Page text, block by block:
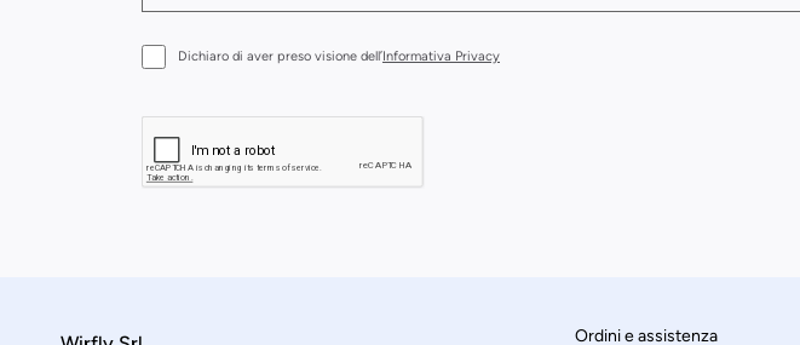
Dichiaro di aver preso visione dell’Informativa Privacy
Ordini e assistenza